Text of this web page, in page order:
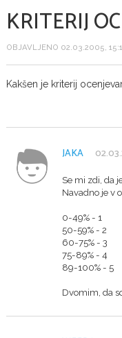
KRITERIJ
OBJAVLJENO 02.03.2005,
Kakšen je kriterij
JAKA
Se mi zdi, da
Navadno je v
0-49% - 1
50-59% - 2
60-75% - 3
75-89% - 4
89-100% - 5
Dvomim, da